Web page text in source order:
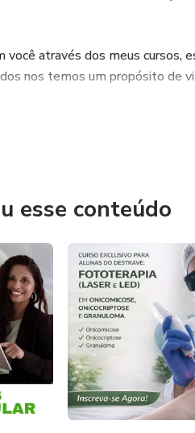
no grupo do WhatsApp.
através dos meus cursos,
nos temos um propósito de
esse conteúdo